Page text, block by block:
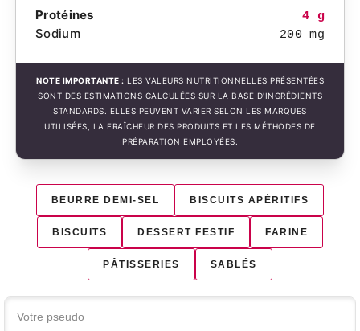
Protéines 4 g
Sodium 200 mg
NOTE IMPORTANTE : LES VALEURS NUTRITIONNELLES PRÉSENTÉES
SONT DES ESTIMATIONS CALCULÉES SUR LA BASE D'INGRÉDIENTS
STANDARDS. ELLES PEUVENT VARIER SELON LES MARQUES
UTILISÉES, LA FRAÎCHEUR DES PRODUITS ET LES MÉTHODES DE
PRÉPARATION EMPLOYÉES.
BEURRE DEMI-SEL BISCUITS APÉRITIFS
BISCUITS DESSERT FESTIF FARINE
PÂTISSERIES SABLÉS